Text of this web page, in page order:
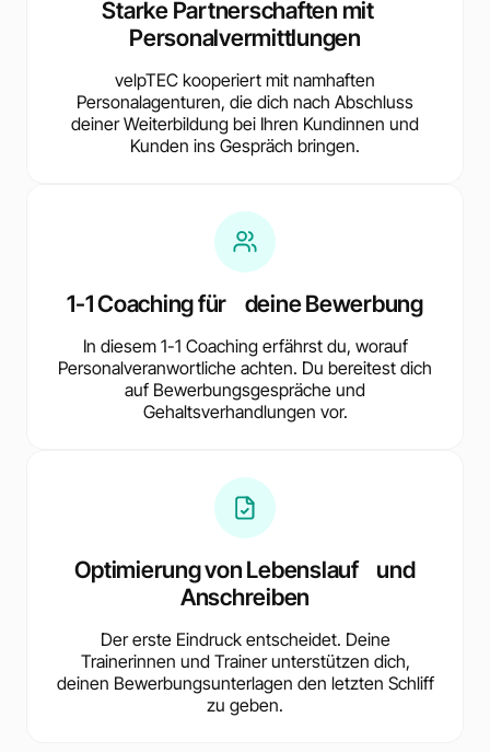
Starke Partnerschaften mit
Personalvermittlungen
velpTEC kooperiert mit namhaften
Personalagenturen, die dich nach Abschluss
deiner Weiterbildung bei Ihren Kundinnen und
Kunden ins Gespräch bringen.
1-1 Coaching für deine Bewerbung
In diesem 1-1 Coaching erfährst du, worauf
Personalveranwortliche achten. Du bereitest dich
auf Bewerbungsgespräche und
Gehaltsverhandlungen vor.
Optimierung von Lebenslauf und
Anschreiben
Der erste Eindruck entscheidet. Deine
Trainerinnen und Trainer unterstützen dich,
deinen Bewerbungsunterlagen den letzten Schliff
zu geben.